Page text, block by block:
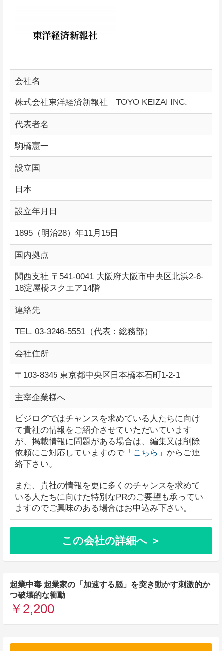
会社名
株式会社東洋経済新報社 TOYO KEIZAI INC.
代表者名
駒橋憲一
設立国
日本
設立年月日
1895（明治28）年11月15日
国内拠点
関西支社 〒541-0041 大阪府大阪市中央区北浜2-6-
18淀屋橋スクエア14階
連絡先
TEL. 03-3246-5551（代表：総務部）
会社住所
〒103-8345 東京都中央区日本橋本石町1-2-1
主宰企業様へ
ビジログではチャンスを求めている人たちに向け
て貴社の情報をご紹介させていただいています
が、掲載情報に問題がある場合は、編集又は削除
依頼にご対応していますので「 こちら 」からご連
絡下さい。
また、貴社の情報を更に多くのチャンスを求めて
いる人たちに向けた特別なPRのご要望も承ってい
ますのでご興味のある場合はお申込み下さい。
この会社の詳細へ ＞
起業中毒 起業家の「加速する脳」を突き動かす刺激的か
つ破壊的な衝動
￥2,200